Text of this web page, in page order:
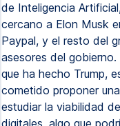
de Inteligencia
cercano a Elon Musk
Paypal, y el resto del
asesores del
que ha hecho Trump,
cometido proponer
estudiar la viabilidad
digitales, algo que